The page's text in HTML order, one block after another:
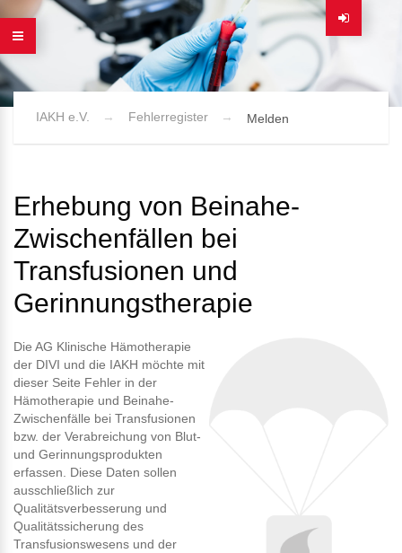
IAKH e.V. Fehlerregister Melden
Erhebung von Beinahe-
Zwischenfällen bei
Transfusionen und
Gerinnungstherapie
Die AG Klinische Hämotherapie
der DIVI und die IAKH möchte mit
dieser Seite Fehler in der
Hämotherapie und Beinahe-
Zwischenfälle bei Transfusionen
bzw. der Verabreichung von Blut-
und Gerinnungsprodukten
erfassen. Diese Daten sollen
ausschließlich zur
Qualitätsverbesserung und
Qualitätssicherung des
Transfusionswesens und der